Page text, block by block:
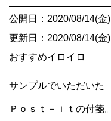
公開日：2020/08/14(金)
更新日：2020/08/14(金)
おすすめイロイロ
サンプルでいただいた
Ｐｏｓｔ－ｉｔの付箋。